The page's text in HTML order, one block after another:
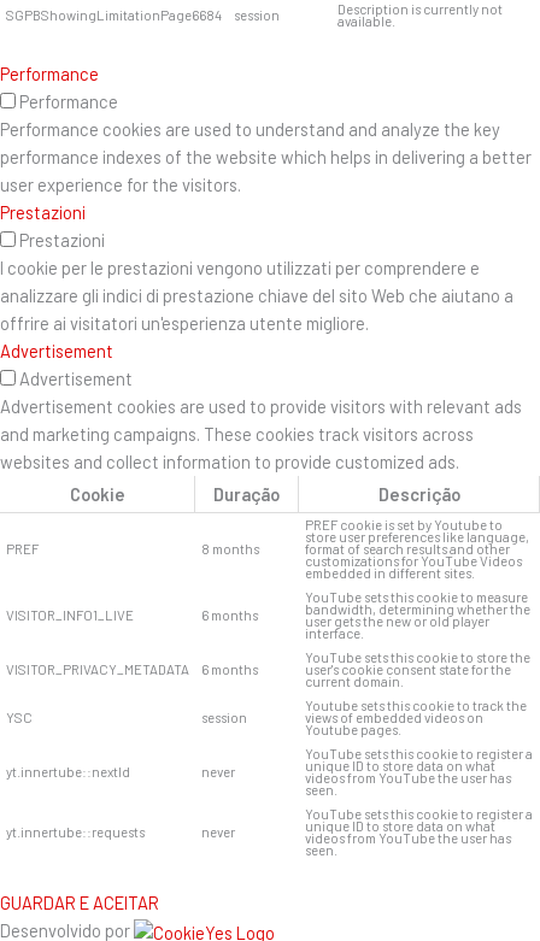
SGPBShowingLimitationPage6684
session Description is currently not
available.
Performance
Performance
Performance cookies are used to understand and analyze the key
performance indexes of the website which helps in delivering a better
user experience for the visitors.
Prestazioni
Prestazioni
I cookie per le prestazioni vengono utilizzati per comprendere e
analizzare gli indici di prestazione chiave del sito Web che aiutano a
offrire ai visitatori un'esperienza utente migliore.
Advertisement
Advertisement
Advertisement cookies are used to provide visitors with relevant ads
and marketing campaigns. These cookies track visitors across
websites and collect information to provide customized ads.
Cookie
Duração Descrição
PREF 8 months
PREF cookie is set by Youtube to
store user preferences like language,
format of search results and other
customizations for YouTube Videos
embedded in different sites.
VISITOR_INFO1_LIVE 6 months
YouTube sets this cookie to measure
bandwidth, determining whether the
user gets the new or old player
interface.
VISITOR_PRIVACY_METADATA 6 months
YouTube sets this cookie to store the
user's cookie consent state for the
current domain.
YSC session
Youtube sets this cookie to track the
views of embedded videos on
Youtube pages.
yt.innertube::nextId never
YouTube sets this cookie to register a
unique ID to store data on what
videos from YouTube the user has
seen.
yt.innertube::requests never
YouTube sets this cookie to register a
unique ID to store data on what
videos from YouTube the user has
seen.
GUARDAR E ACEITAR
Desenvolvido por